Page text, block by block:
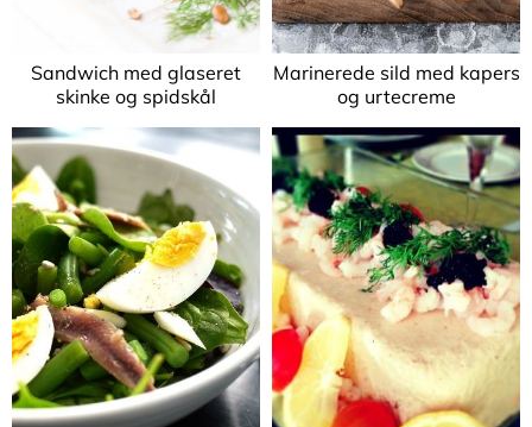
Sandwich med glaseret
skinke og spidskål
Marinerede sild med kapers
og urtecreme